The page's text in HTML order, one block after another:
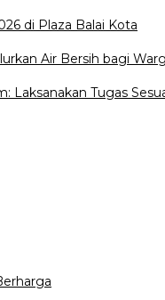
di Plaza Balai Kota
Air Bersih bagi
Tugas